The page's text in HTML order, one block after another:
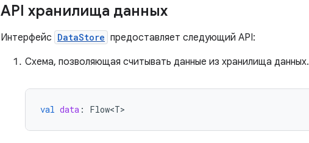
API хранилища данных
Интерфейс DataStore предоставляет следующий API:
Схема, позволяющая считывать данные из хранилища данных.
val data : Flow<T>